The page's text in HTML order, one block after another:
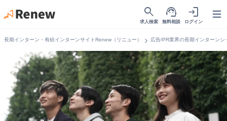
search
求人検索
support_agent
無料相談
login
ログイン
長期インターン・有給インターンサイトRenew（リニュー） chevron_right 広告/PR業界の長期インターンシ